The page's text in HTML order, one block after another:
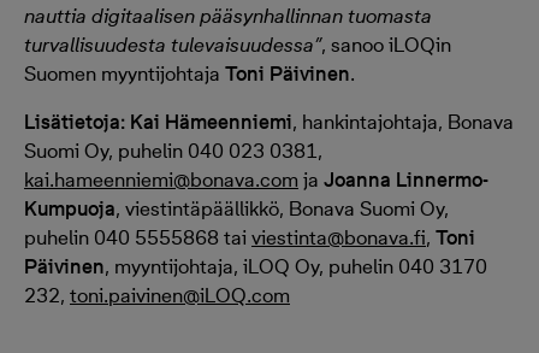
nauttia digitaalisen pääsynhallinnan tuomasta
turvallisuudesta tulevaisuudessa”, sanoo iLOQin
Suomen myyntijohtaja Toni Päivinen.
Lisätietoja: Kai Hämeenniemi, hankintajohtaja, Bonava
Suomi Oy, puhelin 040 023 0381,
kai.hameenniemi@bonava.com ja Joanna Linnermo-
Kumpuoja, viestintäpäällikkö, Bonava Suomi Oy,
puhelin 040 5555868 tai viestinta@bonava.fi, Toni
Päivinen, myyntijohtaja, iLOQ Oy, puhelin 040 3170
232, toni.paivinen@iLOQ.com